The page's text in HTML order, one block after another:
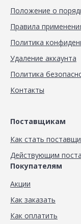
Положение о
Правила
Политика
Удаление аккаунта
Политика
Контакты
Поставщикам
Как стать
Действующим
Покупателям
Акции
Как заказать
Как оплатить